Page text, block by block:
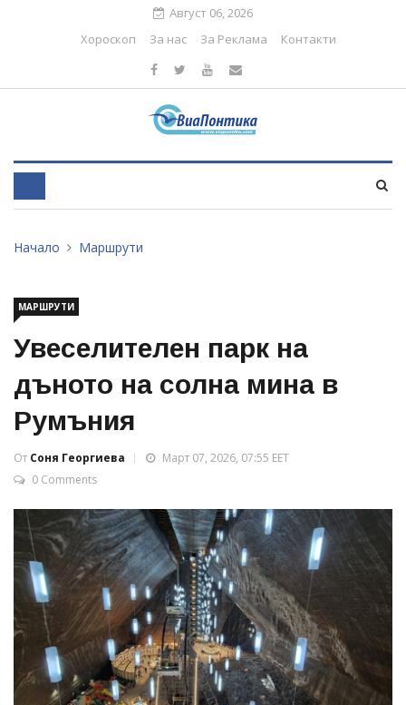
Август 06, 2026
Хороскоп
За нас За Реклама Контакти
Начало Маршрути
МАРШРУТИ
Увеселителен парк на
дъното на солна мина в
Румъния
От Соня Георгиева
Март 07, 2026, 07:55 EET
0 Comments